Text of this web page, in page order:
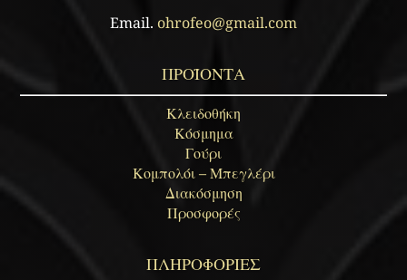
Email. ohrofeo@gmail.com
ΠΡΟΪΟΝΤΑ
Κλειδοθήκη
Κόσμημα
Γούρι
Κομπολόι – Μπεγλέρι
Διακόσμηση
Προσφορές
ΠΛΗΡΟΦΟΡΙΕΣ